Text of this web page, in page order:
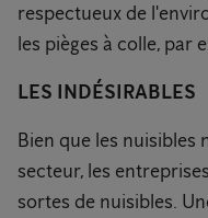
respectueux de
les pièges à colle, par
LES INDÉSIRABLES
Bien que les nuisibles
secteur, les
sortes de nuisibles.